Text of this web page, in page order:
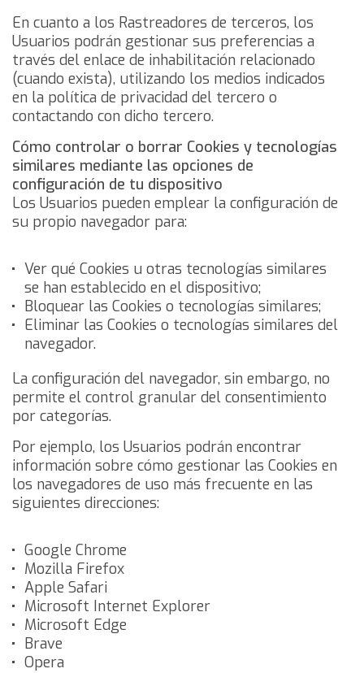
En cuanto a los Rastreadores de terceros, los
Usuarios podrán gestionar sus preferencias a
través del enlace de inhabilitación relacionado
(cuando exista), utilizando los medios indicados
en la política de privacidad del tercero o
contactando con dicho tercero.
Cómo controlar o borrar Cookies y tecnologías
similares mediante las opciones de
configuración de tu dispositivo
Los Usuarios pueden emplear la configuración de
su propio navegador para:
Ver qué Cookies u otras tecnologías similares
se han establecido en el dispositivo;
Bloquear las Cookies o tecnologías similares;
Eliminar las Cookies o tecnologías similares del
navegador.
La configuración del navegador, sin embargo, no
permite el control granular del consentimiento
por categorías.
Por ejemplo, los Usuarios podrán encontrar
información sobre cómo gestionar las Cookies en
los navegadores de uso más frecuente en las
siguientes direcciones:
Google Chrome
Mozilla Firefox
Apple Safari
Microsoft Internet Explorer
Microsoft Edge
Brave
Opera